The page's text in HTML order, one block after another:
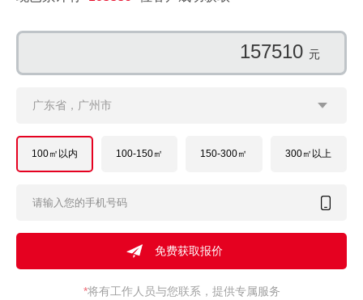
147867 元
广东省，广州市
100㎡以内 100-150㎡ 150-300㎡ 300㎡以上
*将有工作人员与您联系，提供专属服务